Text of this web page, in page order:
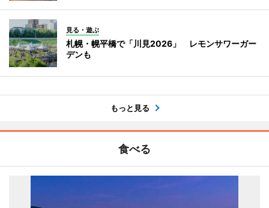
見る・遊ぶ
札幌・幌平橋で「川見2026」 レモンサワーガー
デンも
もっと見る
食べる